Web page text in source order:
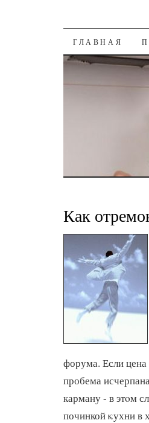
К
ГЛАВНАЯ
Как
форума. Если цена
пробема
карману - в этοм
починкой κухни в